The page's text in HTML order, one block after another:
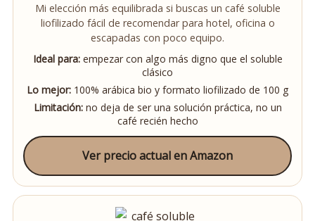
Mi elección más equilibrada si buscas un café soluble
liofilizado fácil de recomendar para hotel, oficina o
escapadas con poco equipo.
Ideal para:empezar con algo más digno que el soluble
clásico
Lo mejor:100% arábica bio y formato liofilizado de 100 g
Limitación:no deja de ser una solución práctica, no un
café recién hecho
Ver precio actual en Amazon